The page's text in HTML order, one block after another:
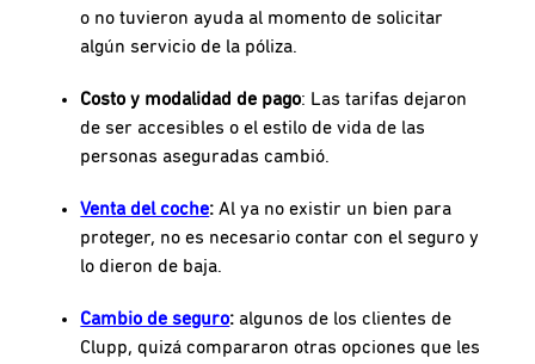
o no tuvieron ayuda al momento de solicitar
algún servicio de la póliza.
Costo y modalidad de pago: Las tarifas dejaron
de ser accesibles o el estilo de vida de las
personas aseguradas cambió.
Venta del coche: Al ya no existir un bien para
proteger, no es necesario contar con el seguro y
lo dieron de baja.
Cambio de seguro: algunos de los clientes de
Clupp, quizá compararon otras opciones que les